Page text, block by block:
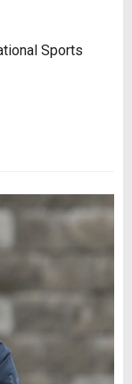
Sports